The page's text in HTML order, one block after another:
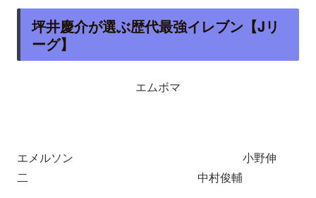
坪井慶介が選ぶ歴代最強イレブン【Jリ
ーグ】
エムボマ
エメルソン 小野伸
二 中村俊輔